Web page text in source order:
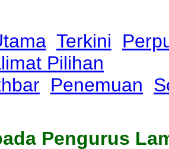
Terkini
Pilihan
Penemuan
Pengurus